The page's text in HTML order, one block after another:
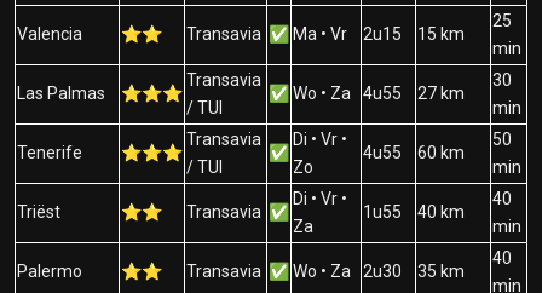
Valencia ⭐⭐ Transavia ✅ Ma • Vr 2u15 15 km
25
min
Las Palmas ⭐⭐⭐
Transavia
/ TUI
✅ Wo • Za 4u55 27 km
30
min
Tenerife ⭐⭐⭐
Transavia
/ TUI
✅
Di • Vr •
Zo
4u55 60 km
50
min
Triëst ⭐⭐ Transavia ✅
Di • Vr •
Za
1u55 40 km
40
min
Palermo ⭐⭐ Transavia ✅ Wo • Za 2u30 35 km
40
min